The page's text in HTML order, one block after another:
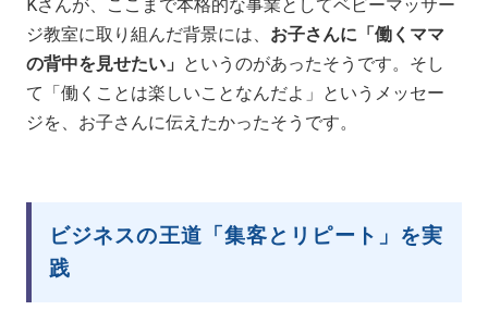
Kさんが、ここまで本格的な事業としてベビーマッサー
ジ教室に取り組んだ背景には、 お子さんに「働くママ
の背中を見せたい」 というのがあったそうです。そし
て「働くことは楽しいことなんだよ」というメッセー
ジを、お子さんに伝えたかったそうです。
ビジネスの王道「集客とリピート」を実
践